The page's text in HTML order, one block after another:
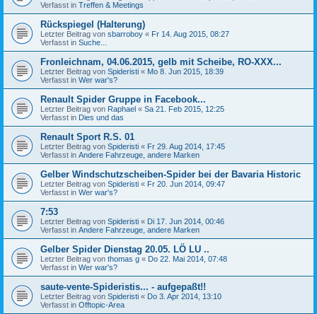
Verfasst in Treffen & Meetings
Rückspiegel (Halterung)
Letzter Beitrag von sbarroboy « Fr 14. Aug 2015, 08:27
Verfasst in Suche...
Fronleichnam, 04.06.2015, gelb mit Scheibe, RO-XXX...
Letzter Beitrag von Spideristi « Mo 8. Jun 2015, 18:39
Verfasst in Wer war's?
Renault Spider Gruppe in Facebook...
Letzter Beitrag von Raphael « Sa 21. Feb 2015, 12:25
Verfasst in Dies und das
Renault Sport R.S. 01
Letzter Beitrag von Spideristi « Fr 29. Aug 2014, 17:45
Verfasst in Andere Fahrzeuge, andere Marken
Gelber Windschutzscheiben-Spider bei der Bavaria Historic
Letzter Beitrag von Spideristi « Fr 20. Jun 2014, 09:47
Verfasst in Wer war's?
7:53
Letzter Beitrag von Spideristi « Di 17. Jun 2014, 00:46
Verfasst in Andere Fahrzeuge, andere Marken
Gelber Spider Dienstag 20.05. LÖ LU ..
Letzter Beitrag von thomas g « Do 22. Mai 2014, 07:48
Verfasst in Wer war's?
saute-vente-Spideristis... - aufgepaßt!!
Letzter Beitrag von Spideristi « Do 3. Apr 2014, 13:10
Verfasst in Offtopic-Area